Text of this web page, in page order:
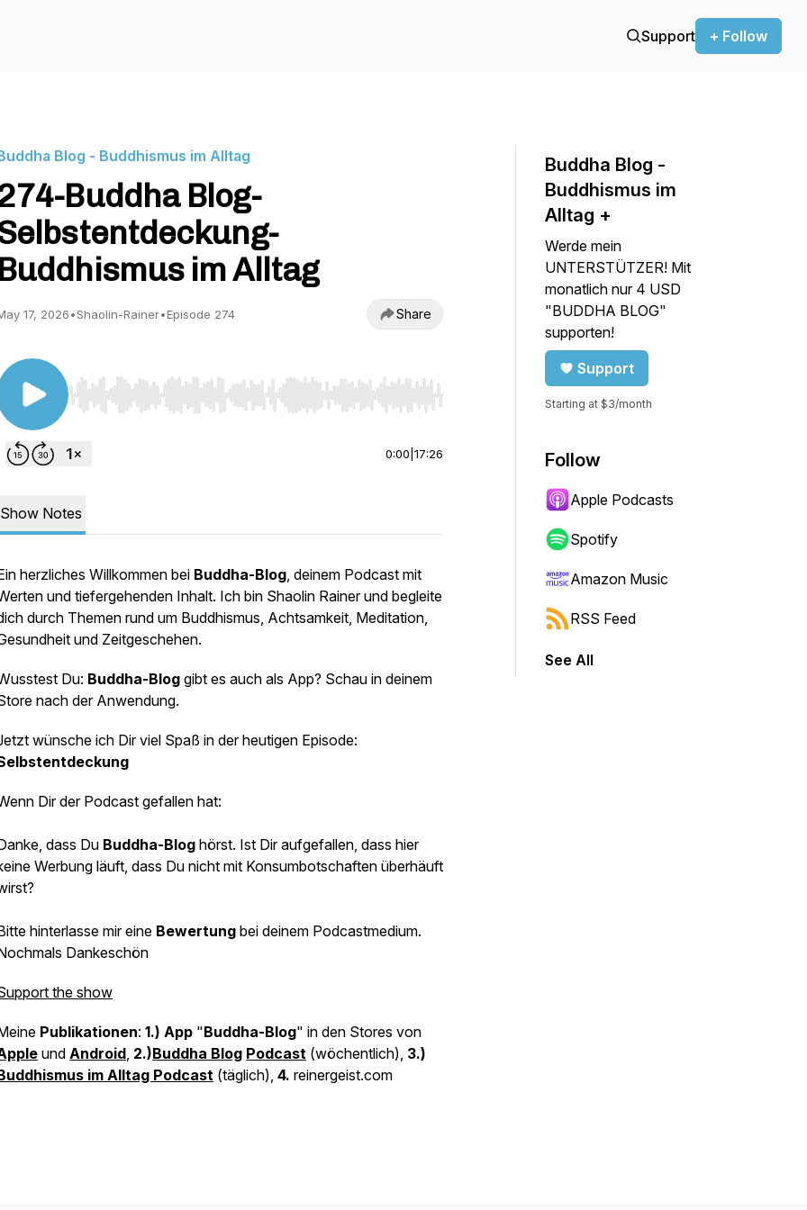
Support + Follow
Blog - Buddhismus im Alltag
Buddha Blog-
Buddhismus im Alltag
17, 2026•Shaolin-Rainer•Episode 274 Share
Use Left/Right to seek, Home/End to jump to start or end. Hold shift to jump forward or backward.
0:00 17:26
Show Notes
herzliches Willkommen bei Buddha-Blog, deinem Podcast mit
und tiefergehenden Inhalt. Ich bin Shaolin Rainer und begleite
durch Themen rund um Buddhismus, Achtsamkeit, Meditation,
und Zeitgeschehen.
Du: Buddha-Blog gibt es auch als App? Schau in deinem
nach der Anwendung.
wünsche ich Dir viel Spaß in der heutigen Episode:
Dir der Podcast gefallen hat:
dass Du Buddha-Blog hörst. Ist Dir aufgefallen, dass hier
Werbung läuft, dass Du nicht mit Konsumbotschaften überhäuft
hinterlasse mir eine Bewertung bei deinem Podcastmedium.
Dankeschön
the show
Publikationen: 1.) App "Buddha-Blog" in den Stores von
und Android, 2.)Buddha Blog Podcast (wöchentlich), 3.)
im Alltag Podcast (täglich), 4. reinergeist.com
Buddha Blog -
Buddhismus im
Alltag +
Werde mein
UNTERSTÜTZER! Mit
monatlich nur 4 USD
"BUDDHA BLOG"
supporten!
Support
Starting at $3/month
Follow
Apple Podcasts
Spotify
Amazon Music
RSS Feed
See All